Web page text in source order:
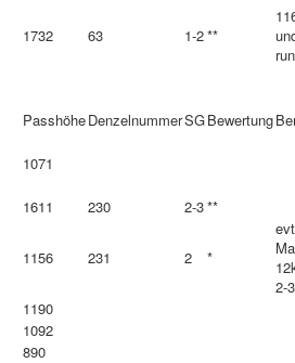
1732 63 1-2**
PasshöheDenzelnummerSGBewertung
1071
1611 230 2-3**
1156 231 2 *
2-
1190
1092
890